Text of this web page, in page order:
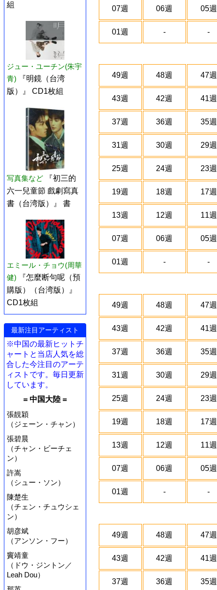
組
ジュー・ユーチン(朱宇
青)
『明鏡（台湾
版）』 CD1枚組
写真集など
『初三的
六一兒童節 戲劇寫真
書（台湾版）』 書
エミール・チョウ(周華
健)
『怎麼断句呢（預
購版）（台湾版）』
CD1枚組
最新注目アーティスト
※中国の最新ヒットチ
ャートと当店人気を総
合した今注目のアーテ
ィストです。毎日更新
しています。
= 中国大陸 =
張靚穎
（ジェーン・チャン）
張碧晨
（チャン・ビーチェ
ン）
許嵩
（シュー・ソン）
陳楚生
（チェン・チュウシェ
ン）
胡彦斌
（アンソン・フー）
竇靖童
（ドウ・ジントン／
Leah Dou）
07週 06週 05週
01週 - -
49週 48週 47週
43週 42週 41週
37週 36週 35週
31週 30週 29週
25週 24週 23週
19週 18週 17週
13週 12週 11週
07週 06週 05週
01週 - -
49週 48週 47週
43週 42週 41週
37週 36週 35週
31週 30週 29週
25週 24週 23週
19週 18週 17週
13週 12週 11週
07週 06週 05週
01週 - -
49週 48週 47週
43週 42週 41週
37週 36週 35週